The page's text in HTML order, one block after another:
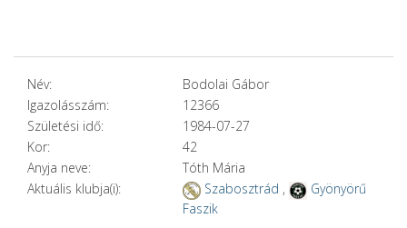
Név:
Bodolai Gábor
Igazolásszám:
12366
Születési idő:
1984-07-27
Kor:
42
Anyja neve:
Tóth Mária
Aktuális klubja(i):
Szabosztrád ,
Gyönyörű
Faszik